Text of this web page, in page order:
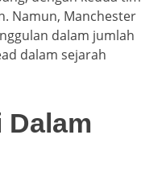
Namun, Manchester
dalam jumlah
dalam sejarah
Dalam